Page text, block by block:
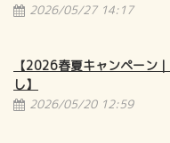
2026/05/27 14:17
【2026春夏キャンペーン
し】
2026/05/20 12:59